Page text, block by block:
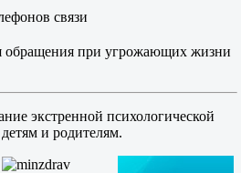
связи
обращения при угрожающих жизни
экстренной психологической
и родителям.